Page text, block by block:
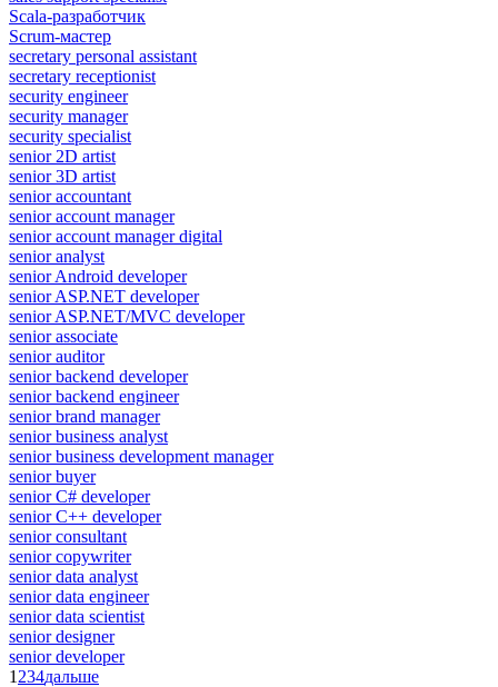
Scala-разработчик
Scrum-мастер
secretary personal assistant
secretary receptionist
security engineer
security manager
security specialist
senior 2D artist
senior 3D artist
senior accountant
senior account manager
senior account manager digital
senior analyst
senior Android developer
senior ASP.NET developer
senior ASP.NET/MVC developer
senior associate
senior auditor
senior backend developer
senior backend engineer
senior brand manager
senior business analyst
senior business development manager
senior buyer
senior C# developer
senior C++ developer
senior consultant
senior copywriter
senior data analyst
senior data engineer
senior data scientist
senior designer
senior developer
1 234дальше